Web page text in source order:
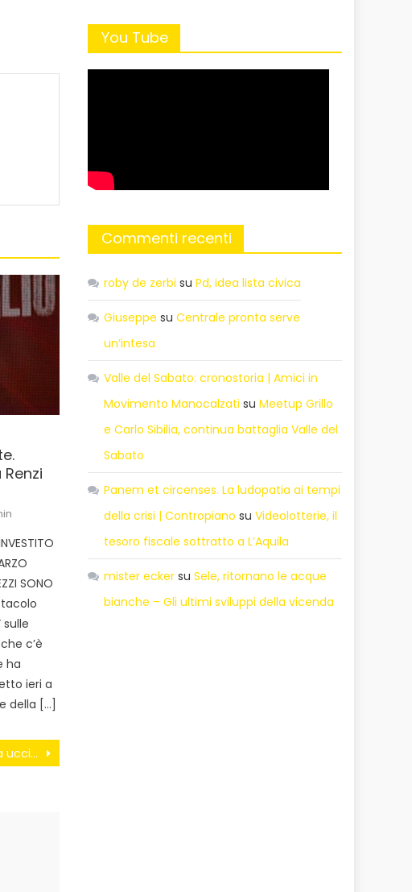
SONO
c’è
ha
ieri a
della […]
La siringa torna a uccidere i ragazzi dello Stivale
You Tube
Commenti recenti
roby de zerbi suPd, idea lista civica
Giuseppe suCentrale pronta serve
un’intesa
Valle del Sabato: cronostoria | Amici in
Movimento Manocalzati suMeetup Grillo
e Carlo Sibilia, continua battaglia Valle del
Sabato
Panem et circenses. La ludopatia ai tempi
della crisi | Contropiano suVideolotterie, il
tesoro fiscale sottratto a L’Aquila
mister ecker suSele, ritornano le acque
bianche – Gli ultimi sviluppi della vicenda